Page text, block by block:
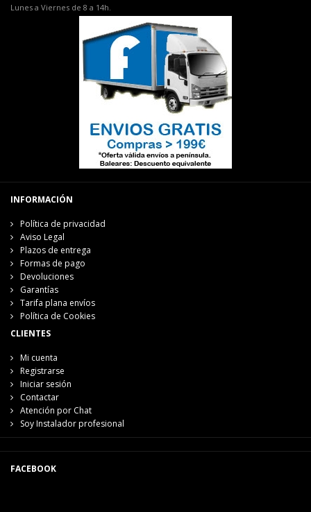
Lunes a Viernes de 8 a 14h.
INFORMACIÓN
Política de privacidad
Aviso Legal
Plazos de entrega
Formas de pago
Devoluciones
Garantías
Tarifa plana envíos
Política de Cookies
CLIENTES
Mi cuenta
Registrarse
Iniciar sesión
Contactar
Atención por Chat
Soy Instalador profesional
FACEBOOK